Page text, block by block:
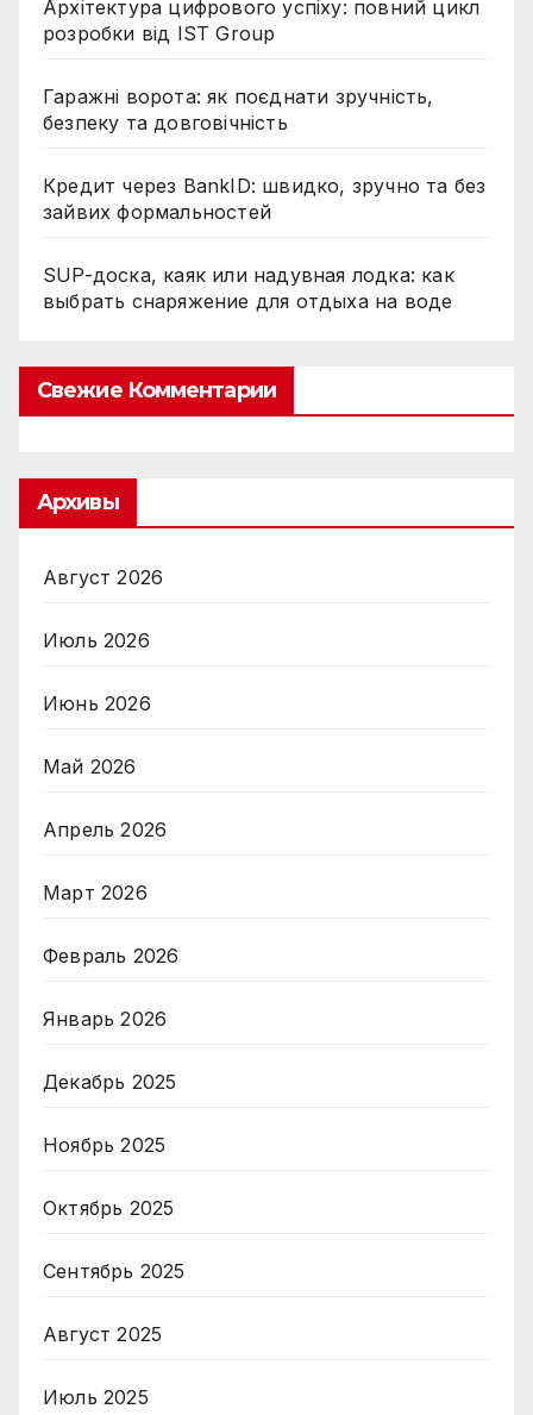
Архітектура цифрового успіху: повний цикл
розробки від IST Group
Гаражні ворота: як поєднати зручність,
безпеку та довговічність
Кредит через BankID: швидко, зручно та без
зайвих формальностей
SUP-доска, каяк или надувная лодка: как
выбрать снаряжение для отдыха на воде
Свежие Комментарии
Архивы
Август 2026
Июль 2026
Июнь 2026
Май 2026
Апрель 2026
Март 2026
Февраль 2026
Январь 2026
Декабрь 2025
Ноябрь 2025
Октябрь 2025
Сентябрь 2025
Август 2025
Июль 2025